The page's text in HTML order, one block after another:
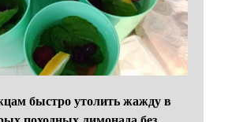
быстро утолить жажду в